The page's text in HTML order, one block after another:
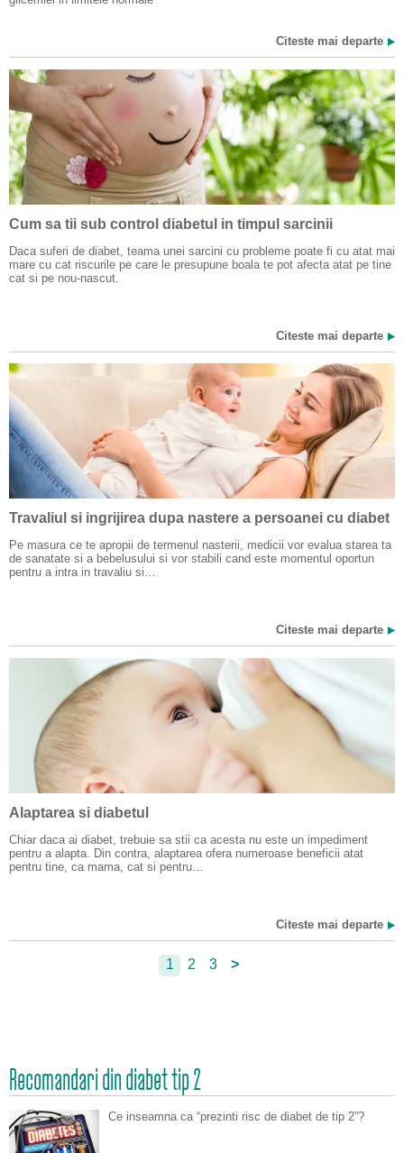
Citeste mai departe
Cum sa tii sub control diabetul in timpul sarcinii
Daca suferi de diabet, teama unei sarcini cu probleme poate fi cu atat mai
mare cu cat riscurile pe care le presupune boala te pot afecta atat pe tine
cat si pe nou-nascut.
Citeste mai departe
Travaliul si ingrijirea dupa nastere a persoanei cu diabet
Pe masura ce te apropii de termenul nasterii, medicii vor evalua starea ta
de sanatate si a bebelusului si vor stabili cand este momentul oportun
pentru a intra in travaliu si…
Citeste mai departe
Alaptarea si diabetul
Chiar daca ai diabet, trebuie sa stii ca acesta nu este un impediment
pentru a alapta. Din contra, alaptarea ofera numeroase beneficii atat
pentru tine, ca mama, cat si pentru…
Citeste mai departe
1 2 3 >
Recomandari din diabet tip 2
Ce inseamna ca “prezinti risc de diabet de tip 2”?